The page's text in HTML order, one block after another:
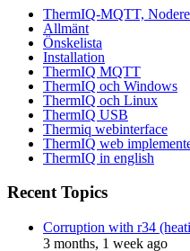
ThermIQ-MQTT,
Allmänt
Önskelista
Installation
ThermIQ MQTT
ThermIQ och Windows
ThermIQ och Linux
ThermIQ USB
Thermiq webinterface
ThermIQ web
ThermIQ in english
Recent Topics
Corruption with r34
3 months, 1 week ago